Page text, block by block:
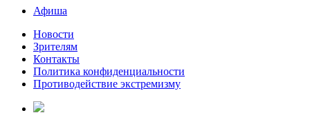
Афиша
Новости
Зрителям
Контакты
Политика конфиденциальности
Противодействие экстремизму